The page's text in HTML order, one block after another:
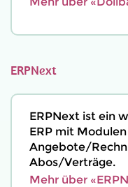
ERPNext
ERPNext ist ein
ERP mit
Angebote/
Abos/Verträge.
Mehr über